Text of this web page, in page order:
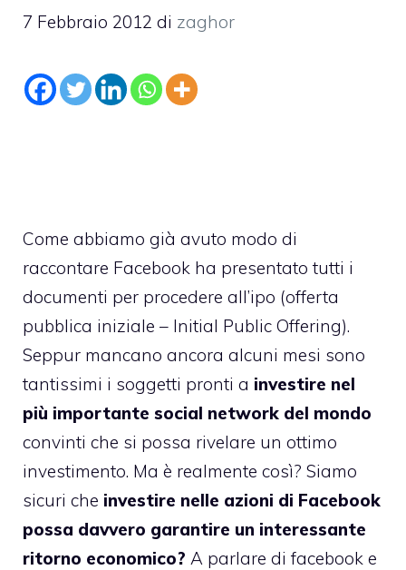
7 Febbraio 2012 di zaghor
Come abbiamo già avuto modo di
raccontare Facebook ha presentato tutti i
documenti per procedere all’ipo (offerta
pubblica iniziale – Initial Public Offering).
Seppur mancano ancora alcuni mesi sono
tantissimi i soggetti pronti a investire nel
più importante social network del mondo
convinti che si possa rivelare un ottimo
investimento. Ma è realmente così? Siamo
sicuri che investire nelle azioni di Facebook
possa davvero garantire un interessante
ritorno economico? A parlare di facebook e